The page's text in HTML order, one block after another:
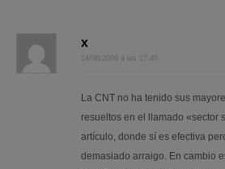
x
14/06/2009 a las 17:45
La CNT no ha tenido sus
resueltos en el llamado «sector
artículo, donde sí es efectiva
demasiado arraigo. En cambio